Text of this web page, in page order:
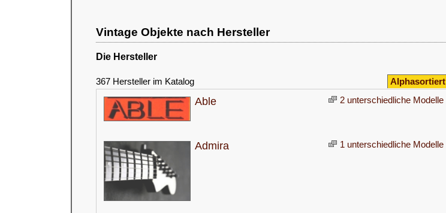
Vintage Objekte nach Hersteller
Die Hersteller
367 Hersteller im Katalog Alphasortiert
Able 2 unterschiedliche Modelle
Admira 1 unterschiedliche Modelle